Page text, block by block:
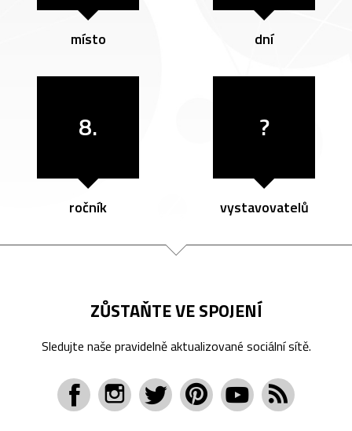
místo dní
8.
ročník
?
vystavovatelů
ZŮSTAŇTE VE SPOJENÍ
Sledujte naše pravidelně aktualizované sociální sítě.